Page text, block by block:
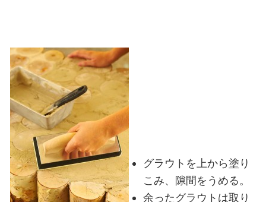
グラウトを上から塗り
こみ、隙間をうめる。
余ったグラウトは取り